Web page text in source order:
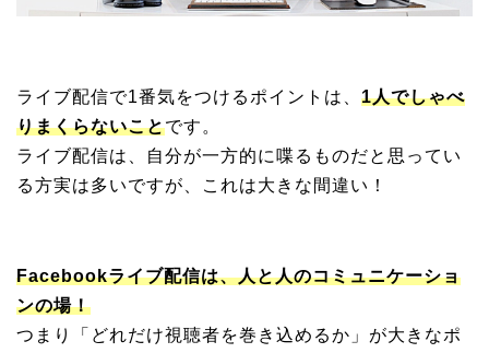
ライブ配信で1番気をつけるポイントは、 1人でしゃべ
りまくらないことです。
ライブ配信は、自分が一方的に喋るものだと思ってい
る方実は多いですが、これは大きな間違い！
Facebookライブ配信は、人と人のコミュニケーショ
ンの場！
つまり「どれだけ視聴者を巻き込めるか」が大きなポ